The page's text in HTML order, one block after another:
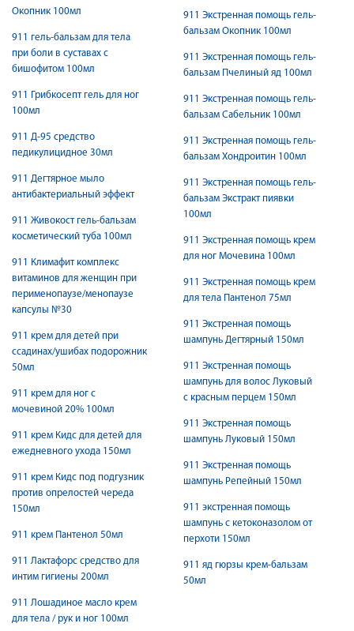
Окопник 100мл
911 гель-бальзам для тела
при боли в суставах с
бишофитом 100мл
911 Грибкосепт гель для ног
100мл
911 Д-95 средство
педикулицидное 30мл
911 Дегтярное мыло
антибактериальный эффект
911 Живокост гель-бальзам
косметический туба 100мл
911 Климафит комплекс
витаминов для женщин при
перименопаузе/менопаузе
капсулы №30
911 крем для детей при
ссадинах/ушибах подорожник
50мл
911 крем для ног с
мочевиной 20% 100мл
911 крем Кидс для детей для
ежедневного ухода 150мл
911 крем Кидс под подгузник
против опрелостей череда
150мл
911 крем Пантенол 50мл
911 Лактафорс средство для
интим гигиены 200мл
911 Лошадиное масло крем
для тела / рук и ног 100мл
911 Экстренная помощь гель-
бальзам Окопник 100мл
911 Экстренная помощь гель-
бальзам Пчелиный яд 100мл
911 Экстренная помощь гель-
бальзам Сабельник 100мл
911 Экстренная помощь гель-
бальзам Хондроитин 100мл
911 Экстренная помощь гель-
бальзам Экстракт пиявки
100мл
911 Экстренная помощь крем
для ног Мочевина 100мл
911 Экстренная помощь крем
для тела Пантенол 75мл
911 Экстренная помощь
шампунь Дегтярный 150мл
911 Экстренная помощь
шампунь для волос Луковый
с красным перцем 150мл
911 Экстренная помощь
шампунь Луковый 150мл
911 Экстренная помощь
шампунь Репейный 150мл
911 экстренная помощь
шампунь с кетоконазолом от
перхоти 150мл
911 яд гюрзы крем-бальзам
50мл